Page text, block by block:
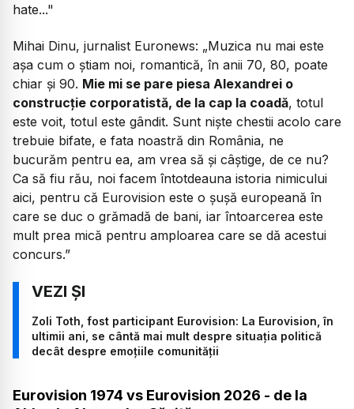
hate..."
Mihai Dinu, jurnalist Euronews: „Muzica nu mai este
așa cum o știam noi, romantică, în anii 70, 80, poate
chiar și 90. Mie mi se pare piesa Alexandrei o
construcție corporatistă, de la cap la coadă, totul
este voit, totul este gândit. Sunt niște chestii acolo care
trebuie bifate, e fata noastră din România, ne
bucurăm pentru ea, am vrea să și câștige, de ce nu?
Ca să fiu rău, noi facem întotdeauna istoria nimicului
aici, pentru că Eurovision este o șușă europeană în
care se duc o grămadă de bani, iar întoarcerea este
mult prea mică pentru amploarea care se dă acestui
concurs.”
Zoli Toth, fost participant Eurovision: La Eurovision, în
ultimii ani, se cântă mai mult despre situația politică
decât despre emoțiile comunității
Eurovision 1974 vs Eurovision 2026 - de la